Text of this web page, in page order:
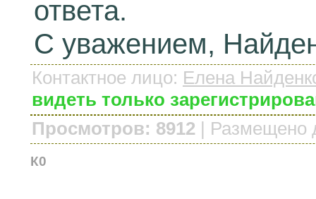
ответа.
С уважением,
Контактное лицо: Елена
видеть только
Просмотров: 8912 | Размещено
К0